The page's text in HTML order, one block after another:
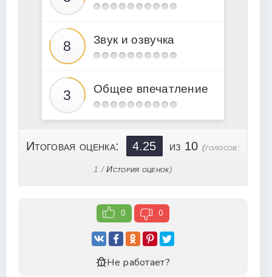
Звук и озвучка
Общее впечатление
Итоговая оценка: 4.25 из 10(голосов:
1 /История оценок)
0 0
Не работает?